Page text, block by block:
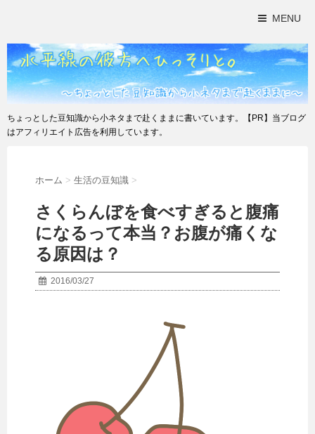
MENU
ちょっとした豆知識から小ネタまで赴くままに書いています。【PR】当ブログ
はアフィリエイト広告を利用しています。
ホーム > 生活の豆知識 >
さくらんぼを食べすぎると腹痛
になるって本当？お腹が痛くな
る原因は？
2016/03/27